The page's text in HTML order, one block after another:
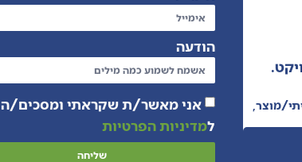
מוצר
הודעה
אני מאשר/ת שקראתי ומסכים/ה
למדיניות הפרטיות
שליחה